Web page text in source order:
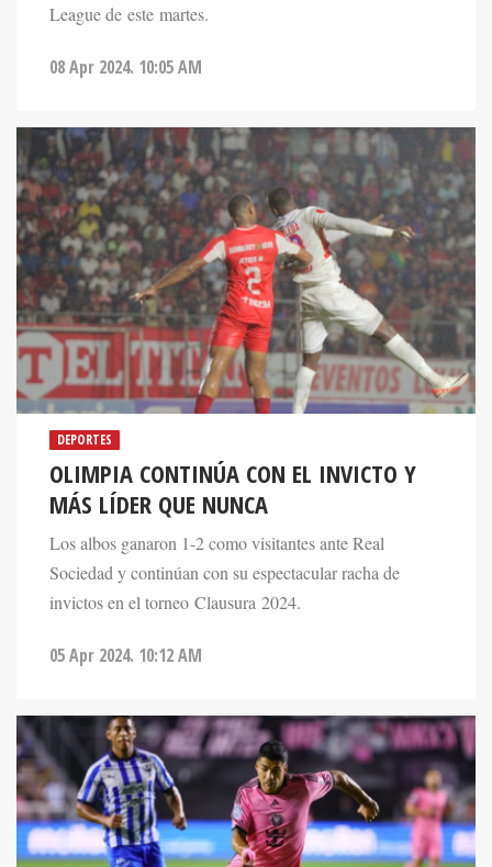
League de este martes.
08 Apr 2024. 10:05 AM
DEPORTES
OLIMPIA CONTINÚA CON EL INVICTO Y
MÁS LÍDER QUE NUNCA
Los albos ganaron 1-2 como visitantes ante Real
Sociedad y continúan con su espectacular racha de
invictos en el torneo Clausura 2024.
05 Apr 2024. 10:12 AM